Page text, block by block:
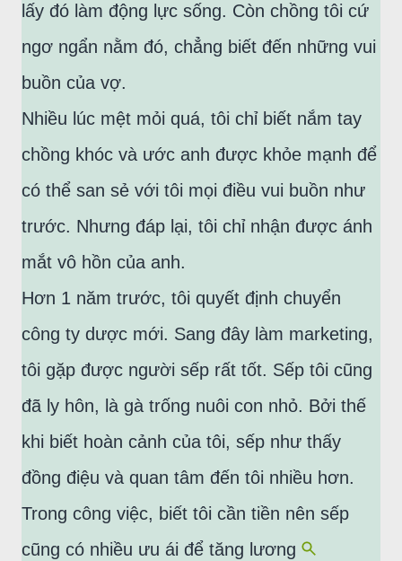
lấy đó làm động lực sống. Còn chồng tôi cứ
ngơ ngẩn nằm đó, chẳng biết đến những vui
buồn của vợ.
Nhiều lúc mệt mỏi quá, tôi chỉ biết nắm tay
chồng khóc và ước anh được khỏe mạnh để
có thể san sẻ với tôi mọi điều vui buồn như
trước. Nhưng đáp lại, tôi chỉ nhận được ánh
mắt vô hồn của anh.
Hơn 1 năm trước, tôi quyết định chuyển
công ty dược mới. Sang đây làm marketing,
tôi gặp được người sếp rất tốt. Sếp tôi cũng
đã ly hôn, là gà trống nuôi con nhỏ. Bởi thế
khi biết hoàn cảnh của tôi, sếp như thấy
đồng điệu và quan tâm đến tôi nhiều hơn.
Trong công việc, biết tôi cần tiền nên sếp
cũng có nhiều ưu ái để tăng lương